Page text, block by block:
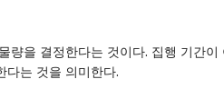
을 결정한다는 것이다. 집행 기간이
다는 것을 의미한다.